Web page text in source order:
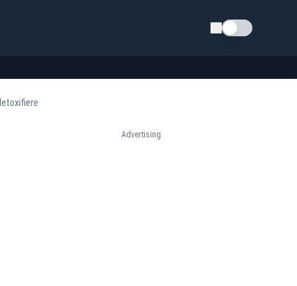
Schimba tema
Advertising